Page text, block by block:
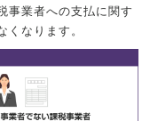
事業者への支払に関す
くなります。